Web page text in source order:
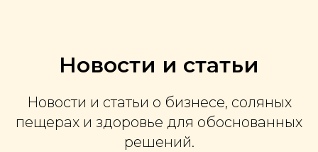
Новости и статьи
Новости и статьи о бизнесе, соляных
пещерах и здоровье для обоснованных
решений.